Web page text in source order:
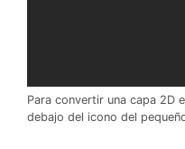
Para convertir una capa 2D
debajo del icono del